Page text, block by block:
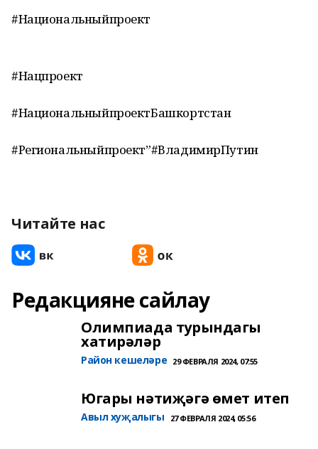
#Национальныйпроект
#Нацпроект
#НациональныйпроектБашкортстан
#Региональныйпроект”#ВладимирПутин
Читайте нас
Редакцияне сайлау
Олимпиада турындагы
хатирәләр
Район кешеләре 29 ФЕВРАЛЯ 2024, 07:55
Югары нәтиҗәгә өмет итеп
Авыл хуҗалыгы 27 ФЕВРАЛЯ 2024, 05:56